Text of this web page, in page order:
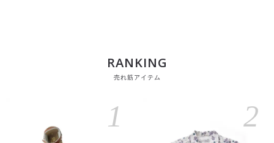
RANKING
売れ筋アイテム
1 2